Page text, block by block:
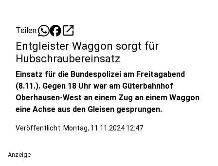
Teilen: open_in_new
Entgleister Waggon sorgt für
Hubschraubereinsatz
Einsatz für die Bundespolizei am Freitagabend
(8.11.). Gegen 18 Uhr war am Güterbahnhof
Oberhausen-West an einem Zug an einem Waggon
eine Achse aus den Gleisen gesprungen.
Veröffentlicht: Montag, 11.11.2024 12:47
Anzeige